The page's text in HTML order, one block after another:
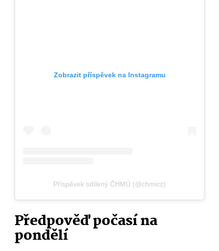
Zobrazit příspěvek na Instagramu
Příspěvek sdílený ČHMÚ (@chmicz)
Předpověď počasí na
pondělí